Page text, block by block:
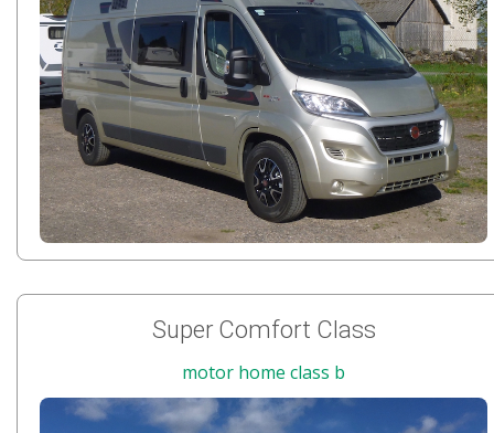
Super Comfort Class
motor home class b